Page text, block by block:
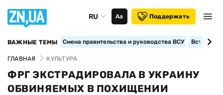
RU Аа Поддержать
ВАЖНЫЕ ТЕМЫ Смена правительства и руководства ВСУ
ГЛАВНАЯ КУЛЬТУРА
ФРГ ЭКСТРАДИРОВАЛА В УКРАИНУ
ОБВИНЯЕМЫХ В ПОХИЩЕНИИ